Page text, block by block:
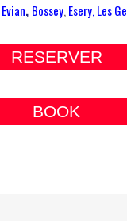
Evian, Bossey, Esery,Les
RESERVER
BOOK